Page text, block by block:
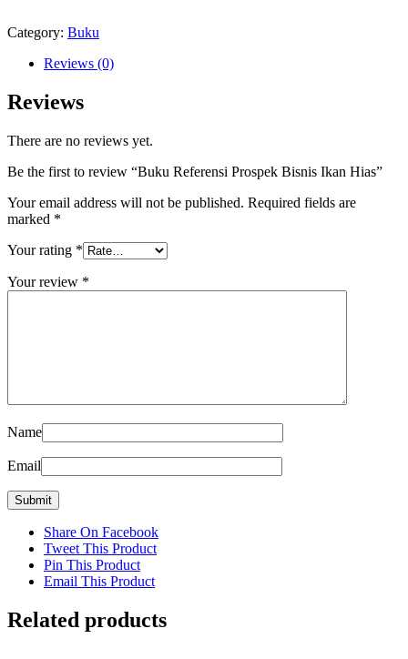
Category: Buku
Reviews (0)
Reviews
There are no reviews yet.
Be the first to review “Buku Referensi Prospek Bisnis Ikan Hias”
Your email address will not be published. Required fields are
marked *
Your rating *
Your review *
Name
Email
Share On Facebook
Tweet This Product
Pin This Product
Email This Product
Related products